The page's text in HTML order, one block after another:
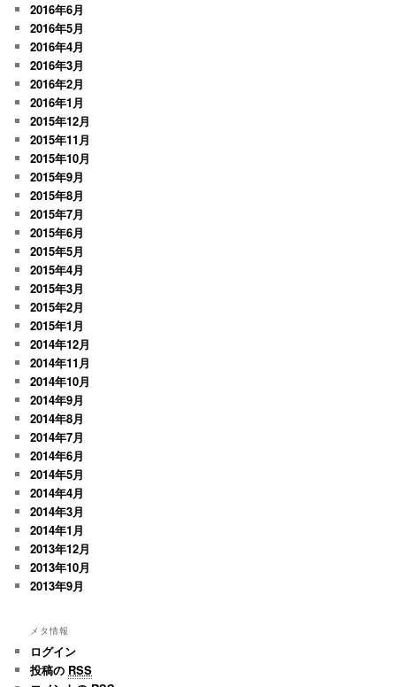
2016年6月
2016年5月
2016年4月
2016年3月
2016年2月
2016年1月
2015年12月
2015年11月
2015年10月
2015年9月
2015年8月
2015年7月
2015年6月
2015年5月
2015年4月
2015年3月
2015年2月
2015年1月
2014年12月
2014年11月
2014年10月
2014年9月
2014年8月
2014年7月
2014年6月
2014年5月
2014年4月
2014年3月
2014年1月
2013年12月
2013年10月
2013年9月
メタ情報
ログイン
投稿の RSS